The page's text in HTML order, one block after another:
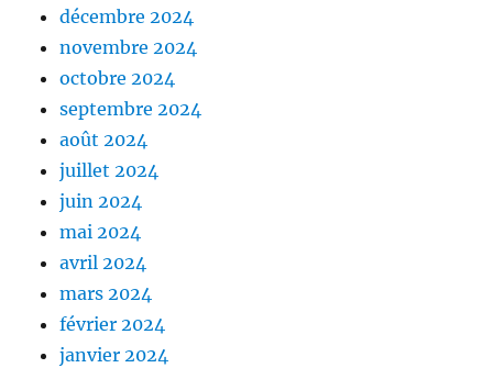
décembre 2024
novembre 2024
octobre 2024
septembre 2024
août 2024
juillet 2024
juin 2024
mai 2024
avril 2024
mars 2024
février 2024
janvier 2024